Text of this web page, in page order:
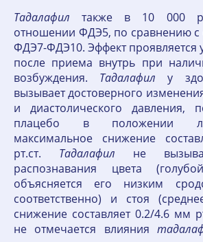
Тадалафил также в 10 000
отношении ФДЭ5, по сравнению с
ФДЭ7-ФДЭ10. Эффект проявляется
после приема внутрь при
возбуждения. Тадалафил у
вызывает достоверного
и диастолического давления,
плацебо в положении
максимальное снижение
рт.ст. Тадалафил не
распознавания цвета
объясняется его низким
соответственно) и стоя
снижение составляет 0.2/4.6 мм
не отмечается влияния